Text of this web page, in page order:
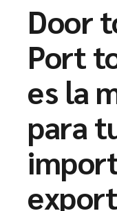
Door
Port
es la
para